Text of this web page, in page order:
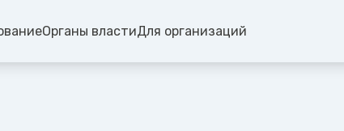
Органы властиДля организаций